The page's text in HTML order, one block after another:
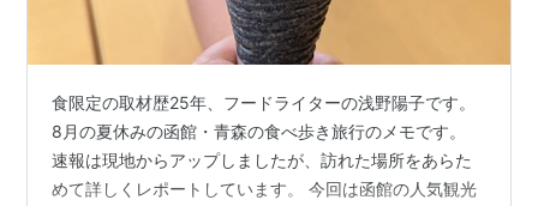
食限定の取材歴25年、フードライターの浅野陽子です。
8月の夏休みの函館・青森の食べ歩き旅行のメモです。
速報は現地からアップしましたが、訪れた場所をあらた
めて詳しくレポートしています。 今回は函館の人気観光